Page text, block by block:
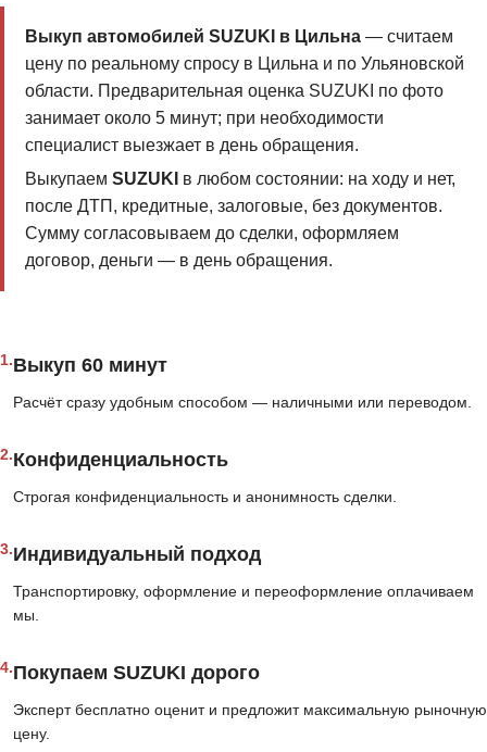
Выкуп автомобилей SUZUKI в Цильна— считаем
цену по реальному спросу в Цильна и по Ульяновской
области. Предварительная оценка SUZUKI по фото
занимает около 5 минут; при необходимости
специалист выезжает в день обращения.
Выкупаем SUZUKI в любом состоянии: на ходу и нет,
после ДТП, кредитные, залоговые, без документов.
Сумму согласовываем до сделки, оформляем
договор, деньги — в день обращения.
1.Выкуп 60 минут
Расчёт сразу удобным способом — наличными или переводом.
2.Конфиденциальность
Строгая конфиденциальность и анонимность сделки.
3.Индивидуальный подход
Транспортировку, оформление и переоформление оплачиваем
мы.
4.Покупаем SUZUKI дорого
Эксперт бесплатно оценит и предложит максимальную рыночную
цену.